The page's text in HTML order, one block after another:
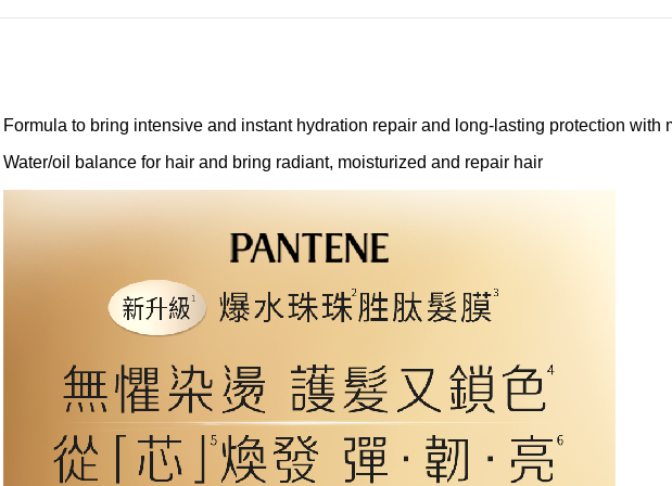
Formula to bring intensive and instant hydration repair and long-lasting protection with
Water/oil balance for hair and bring radiant, moisturized and repair hair